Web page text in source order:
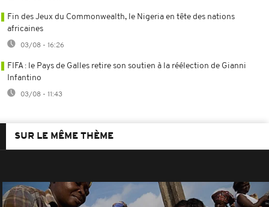
Fin des Jeux du Commonwealth, le Nigeria en tête des nations
africaines
03/08 - 16:26
FIFA : le Pays de Galles retire son soutien à la réélection de Gianni
Infantino
03/08 - 11:43
SUR LE MÊME THÈME